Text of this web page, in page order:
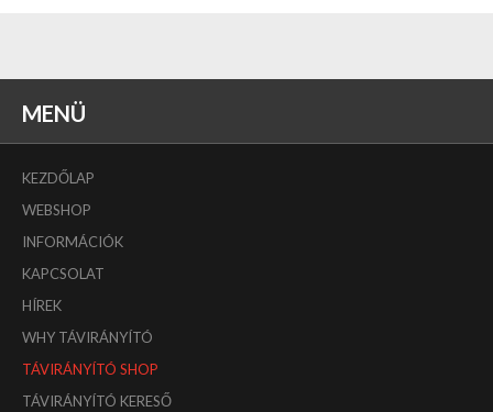
MENÜ
KEZDŐLAP
WEBSHOP
INFORMÁCIÓK
KAPCSOLAT
HÍREK
WHY TÁVIRÁNYÍTÓ
TÁVIRÁNYÍTÓ SHOP
TÁVIRÁNYÍTÓ KERESŐ